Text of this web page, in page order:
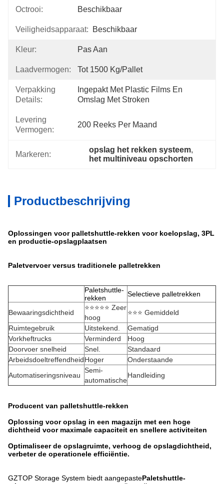
Octrooi: Beschikbaar
Veiligheidsapparaat: Beschikbaar
Kleur: Pas Aan
Laadvermogen: Tot 1500 Kg/Pallet
Verpakking
Details:
Ingepakt Met Plastic Films En
Omslag Met Stroken
Levering
Vermogen:
200 Reeks Per Maand
Markeren:
opslag het rekken systeem,
het multiniveau opschorten
Productbeschrijving
Oplossingen voor palletshuttle-rekken voor koelopslag, 3PL
en productie-opslagplaatsen
Paletvervoer versus traditionele palletrekken
Paletshuttle-
rekken
Selectieve palletrekken
Bewaaringsdichtheid
⭐⭐⭐⭐⭐ Zeer
hoog
⭐⭐⭐ Gemiddeld
Ruimtegebruik
Uitstekend.
Gematigd
Vorkheftrucks
Verminderd
Hoog
Doorvoer snelheid
Snel.
Standaard
ArbeidsdoeltreffendheidHoger
Onderstaande
Automatiseringsniveau
Semi-
automatische
Handleiding
Producent van palletshuttle-rekken
Oplossing voor opslag in een magazijn met een hoge
dichtheid voor maximale capaciteit en snellere activiteiten
Optimaliseer de opslagruimte, verhoog de opslagdichtheid,
verbeter de operationele efficiëntie.
GZTOP Storage System biedt aangepastePaletshuttle-